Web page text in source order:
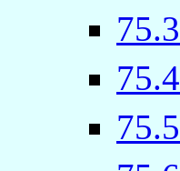
75.3
75.4
75.5